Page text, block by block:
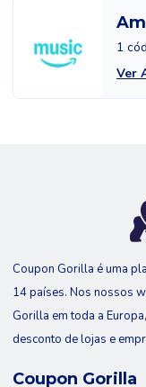
1
Ver
Coupon Gorilla é uma
14 países. Nos nossos
Gorilla em toda a
desconto de lojas e
Coupon Gorilla